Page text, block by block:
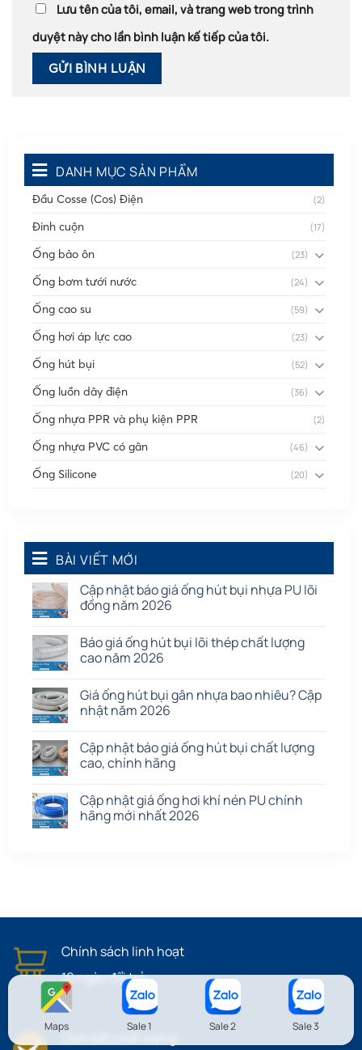
Lưu tên của tôi, email, và trang web trong trình
duyệt này cho lần bình luận kế tiếp của tôi.
DANH MỤC SẢN PHẨM
Đầu Cosse (Cos) Điện (2)
Đinh cuộn (17)
Ống bảo ôn (23)
Ống bơm tưới nước (24)
Ống cao su (59)
Ống hơi áp lực cao (23)
Ống hút bụi (52)
Ống luồn dây điện (36)
Ống nhựa PPR và phụ kiện PPR (2)
Ống nhựa PVC có gân (46)
Ống Silicone (20)
Quạt dân dụng
Tấm cao su (7)
BÀI VIẾT MỚI
Cập nhật báo giá ống hút bụi nhựa PU lõi
đồng năm 2026
Báo giá ống hút bụi lõi thép chất lượng
cao năm 2026
Giá ống hút bụi gân nhựa bao nhiêu? Cập
nhật năm 2026
Cập nhật báo giá ống hút bụi chất lượng
cao, chính hãng
Cập nhật giá ống hơi khí nén PU chính
hãng mới nhất 2026
Chính sách linh hoạt
10 ngày đổi trả
Maps Sale 1 Sale 2 Sale 3